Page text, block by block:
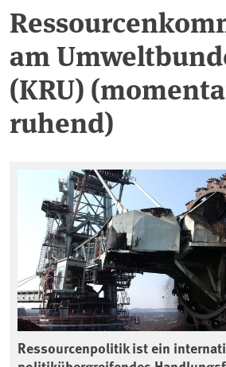
am
(KRU)
ruhend)
Ressourcenpolitik ist ein